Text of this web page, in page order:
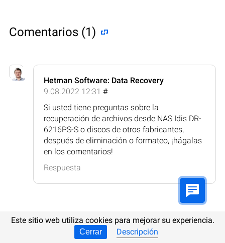
Comentarios (1)
Hetman Software: Data Recovery
9.08.2022 12:31 #
Si usted tiene preguntas sobre la
recuperación de archivos desde NAS Idis DR-
6216PS-S o discos de otros fabricantes,
después de eliminación o formateo, ¡hágalas
en los comentarios!
Respuesta
Publicar comentario
Este sitio web utiliza cookies para mejorar su experiencia.
Cerrar Descripción